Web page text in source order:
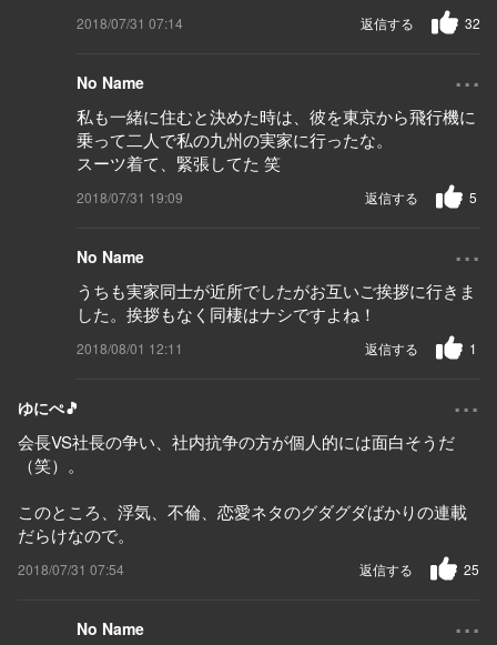
2018/07/31 07:14 32
返信する
No Name ...
私も一緒に住むと決めた時は、彼を東京から飛行機に
乗って二人で私の九州の実家に行ったな。
スーツ着て、緊張してた 笑
2018/07/31 19:09 5
返信する
No Name ...
うちも実家同士が近所でしたがお互いご挨拶に行きま
した。挨拶もなく同棲はナシですよね！
2018/08/01 12:11 1
返信する
ゆにぺ🎵 ...
会長VS社長の争い、社内抗争の方が個人的には面白そうだ
（笑）。
このところ、浮気、不倫、恋愛ネタのグダグダばかりの連載
だらけなので。
2018/07/31 07:54 25
返信する
No Name ...